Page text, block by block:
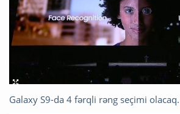
Galaxy S9-da 4 fərqli rəng seçimi olacaq.